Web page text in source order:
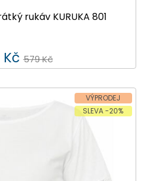
rukáv KURUKA 801
579 Kč
VÝPRODEJ
SLEVA -20%